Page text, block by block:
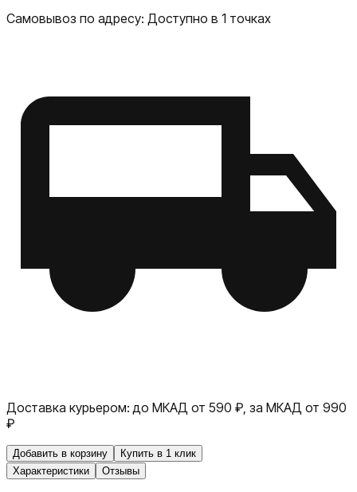
Самовывоз по адресу: Доступно в 1 точках
Доставка курьером: до МКАД от 590 ₽, за МКАД от 990
₽
Добавить в корзину
Купить в 1 клик
Характеристики
Отзывы